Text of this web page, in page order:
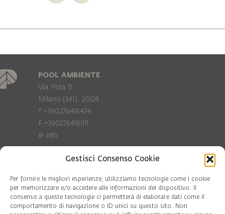
Gestisci Consenso Cookie
Per fornire le migliori esperienze, utilizziamo tecnologie come i cookie
per memorizzare e/o accedere alle informazioni del dispositivo. Il
consenso a queste tecnologie ci permetterà di elaborare dati come il
comportamento di navigazione o ID unici su questo sito. Non
POOL AMBIENTE
Via Pola 9
Milano (MI), 20124
T +390276416474
F +390276416911
@ info
Privacy Policy
Cookie policy
COD. FISC. 97081560159
P.IVA 06375640965